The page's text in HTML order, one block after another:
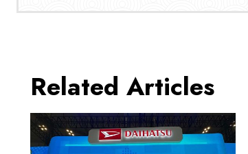
Related Articles